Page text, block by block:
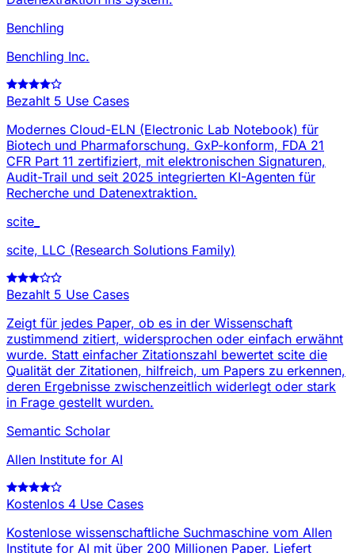
Benchling
Benchling Inc.
Bezahlt 5 Use Cases
Modernes Cloud-ELN (Electronic Lab Notebook) für
Biotech und Pharmaforschung. GxP-konform, FDA 21
CFR Part 11 zertifiziert, mit elektronischen Signaturen,
Audit-Trail und seit 2025 integrierten KI-Agenten für
Recherche und Datenextraktion.
scite_
scite, LLC (Research Solutions Family)
Bezahlt 5 Use Cases
Zeigt für jedes Paper, ob es in der Wissenschaft
zustimmend zitiert, widersprochen oder einfach erwähnt
wurde. Statt einfacher Zitationszahl bewertet scite die
Qualität der Zitationen, hilfreich, um Papers zu erkennen,
deren Ergebnisse zwischenzeitlich widerlegt oder stark
in Frage gestellt wurden.
Semantic Scholar
Allen Institute for AI
Kostenlos 4 Use Cases
Kostenlose wissenschaftliche Suchmaschine vom Allen
Institute for AI mit über 200 Millionen Paper. Liefert